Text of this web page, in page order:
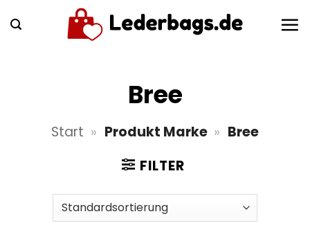
Inhalt
Bree
Start » Produkt Marke » Bree
FILTER